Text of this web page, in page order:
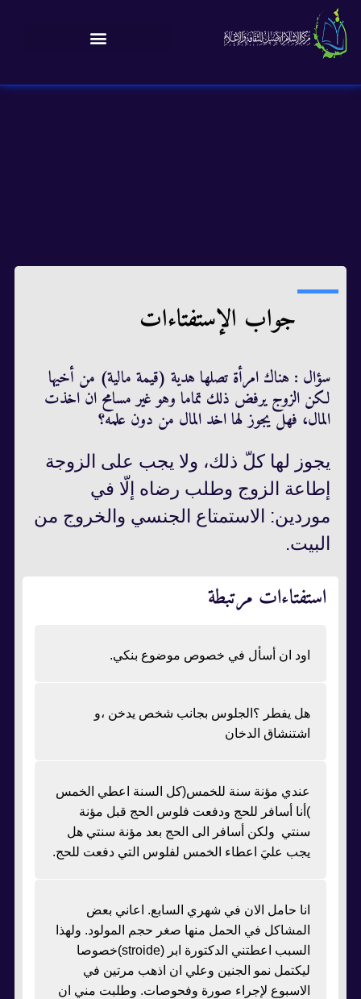
جواب الإستفتاءات
سؤال : هناك امرأة تصلها هدية (قيمة مالية) من أخيها
لكن الزوج يرفض ذلك تماما وهو غير مسامح ان اخذت
المال، فهل يجوز لها اخد المال من دون علمه؟
يجوز لها كلّ ذلك، ولا يجب على الزوجة
إطاعة الزوج وطلب رضاه إلّا في
موردين: الاستمتاع الجنسي والخروج من
البيت.
استفتاءات مرتبطة
اود ان أسأل في خصوص موضوع بنكي.
هل يفطر ؟الجلوس بجانب شخص يدخن ،و
اشتنشاق الدخان
عندي مؤنة سنة للخمس(كل السنة اعطي الخمس
)أنا أسافر للحج ودفعت فلوس الحج قبل مؤنة
سنتي ولكن أسافر الى الحج بعد مؤنة سنتي هل
يجب عليَ اعطاء الخمس لفلوس التي دفعت للحج.
انا حامل الان في شهري السابع. اعاني بعض
المشاكل في الحمل منها صغر حجم المولود. ولهذا
السبب اعطتني الدكتورة ابر (stroide)خصوصا
ليكتمل نمو الجنين وعلي ان اذهب مرتين في
الاسبوع لإجراء صورة وفحوصات. وطلبت مني ان